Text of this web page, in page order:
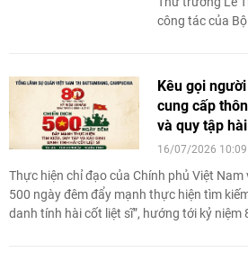
công tác của
kiều dân.
Kêu gọi
cung cấp
và quy tập
16/07/2026 10:09
Thực hiện chỉ đạo của Chính phủ Việt Nam
500 ngày đêm đẩy mạnh thực hiện tìm
danh tính hài cốt liệt sĩ”, hướng tới kỷ